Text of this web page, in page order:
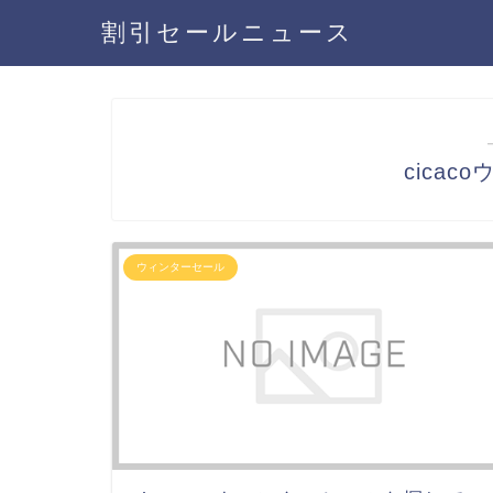
割引セールニュース
cicaco
ウィンターセール